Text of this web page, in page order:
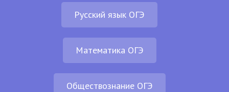
Русский язык ОГЭ
Математика ОГЭ
Обществознание ОГЭ